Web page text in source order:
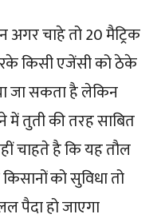
अगर चाहे तो 20 मैट्रिक
किसी एजेंसी को ठेके
जा सकता है लेकिन
में तुती की तरह साबित
चाहते है कि यह तौल
को सुविधा तो
पैदा हो जाएगा